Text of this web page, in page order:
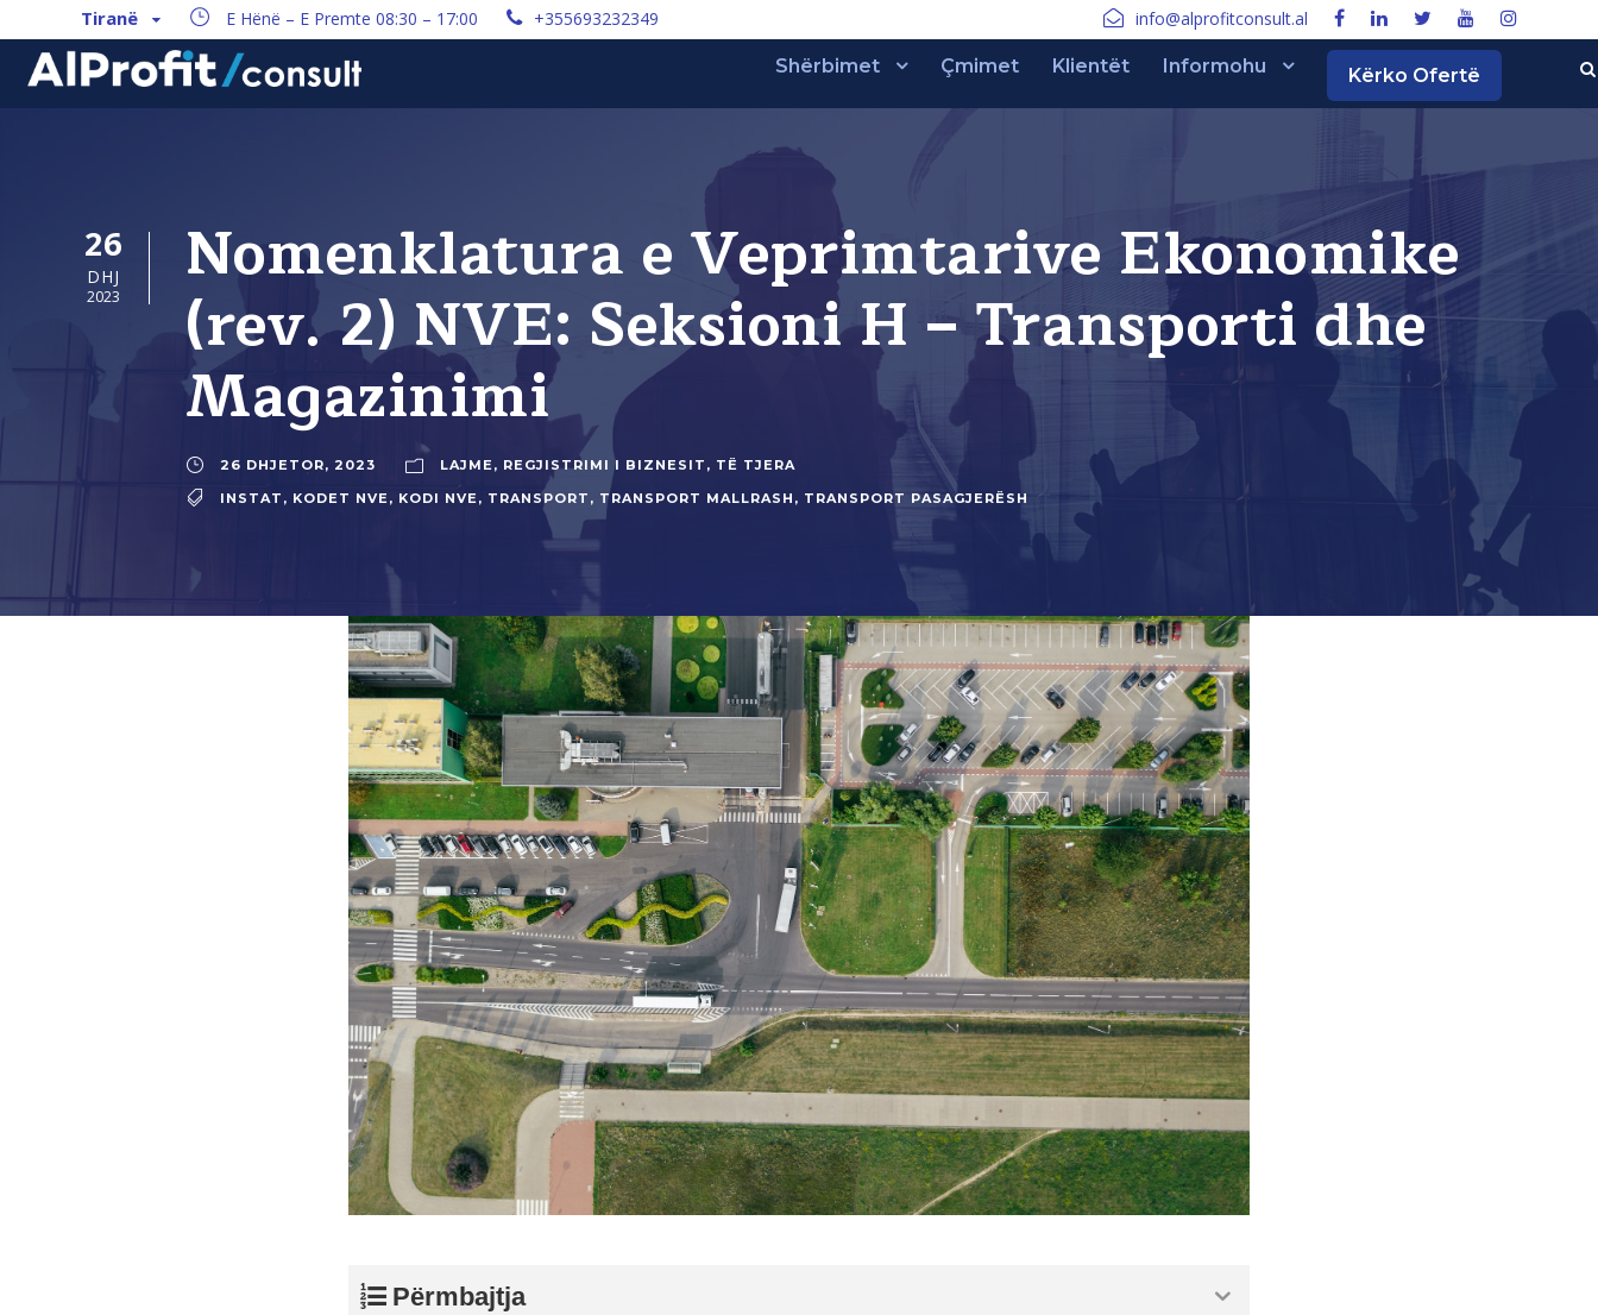
Tiranë E Hënë – E Premte 08:30 – 17:00 +355693232349 info@alprofitconsult.al
Shërbimet Çmimet Klientët Informohu Kërko Ofertë
26
DHJ
2023 Nomenklatura e Veprimtarive Ekonomike
(rev. 2) NVE: Seksioni H – Transporti dhe
Magazinimi
26 DHJETOR, 2023 LAJME, REGJISTRIMI I BIZNESIT , TË TJERA
INSTAT , KODET NVE, KODI NVE, TRANSPORT , TRANSPORT MALLRASH , TRANSPORT PASAGJERËSH
Përmbajtja